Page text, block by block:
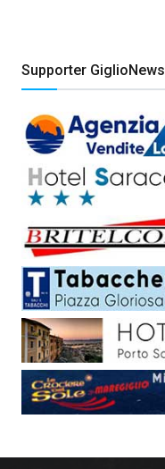
Supporter GiglioNews